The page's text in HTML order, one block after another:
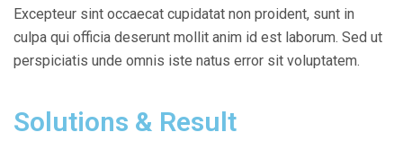
Excepteur sint occaecat cupidatat non proident, sunt in
culpa qui officia deserunt mollit anim id est laborum. Sed ut
perspiciatis unde omnis iste natus error sit voluptatem.
Solutions & Result